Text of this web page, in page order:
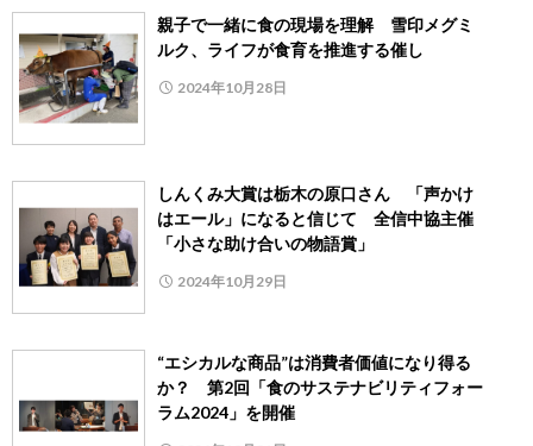
親子で一緒に食の現場を理解 雪印メグミ
ルク、ライフが食育を推進する催し
2024年10月28日
しんくみ大賞は栃木の原口さん 「声かけ
はエール」になると信じて 全信中協主催
「小さな助け合いの物語賞」
2024年10月29日
“エシカルな商品”は消費者価値になり得る
か？ 第2回「食のサステナビリティフォー
ラム2024」を開催